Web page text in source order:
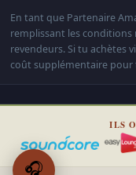
En tant que Partenaire
remplissant les conditions
revendeurs. Si tu achètes
coût supplémentaire pour
ILS
🎧